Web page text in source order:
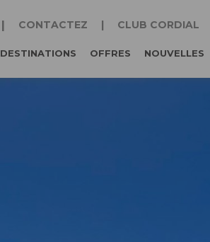
CONTACTEZ CLUB CORDIAL
DESTINATIONS OFFRES NOUVELLES